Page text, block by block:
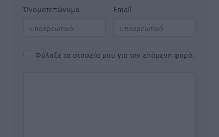
Όνοματεπώνυμο Email
Φύλαξε τα στοιχεία μου για την επόμενη φορά.